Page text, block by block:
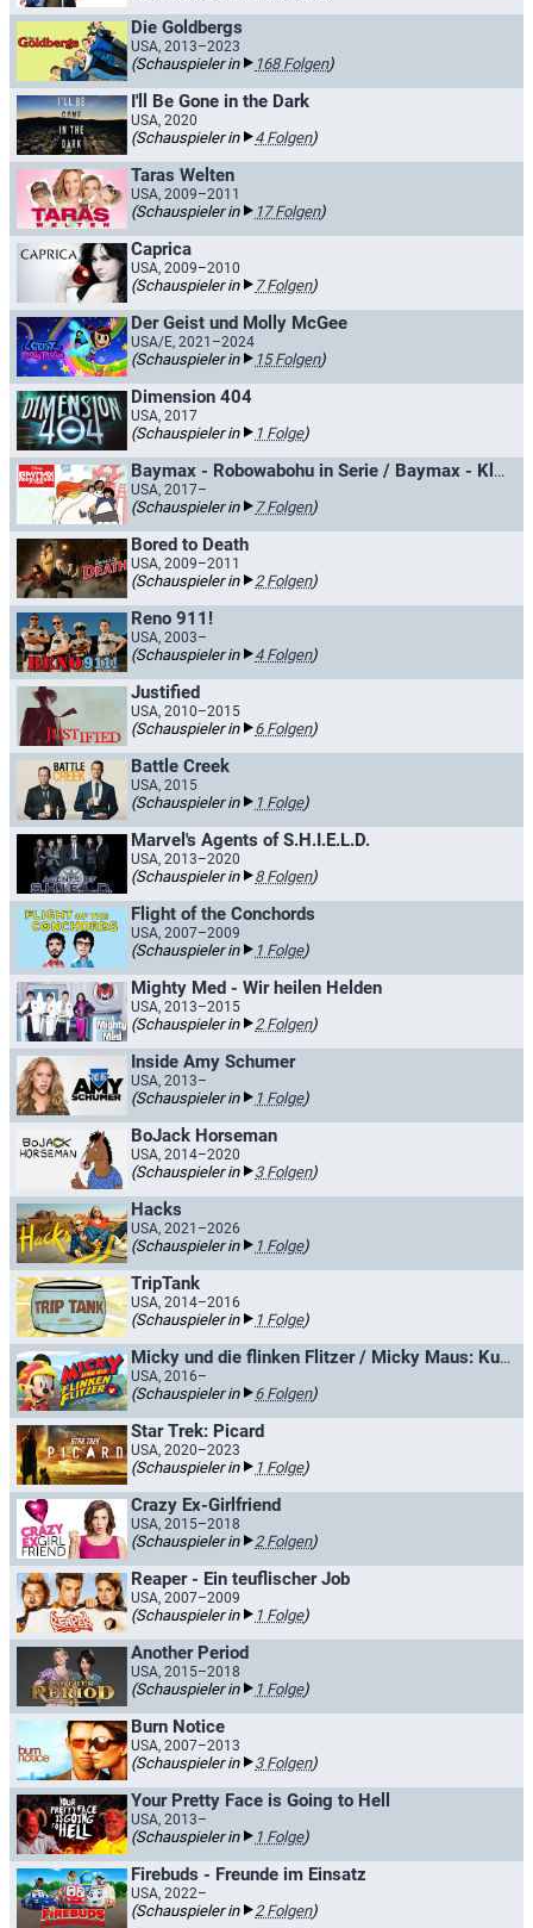
Die Goldbergs
USA, 2013–2023
(Schauspieler in 168 Folgen)
I'll Be Gone in the Dark
USA, 2020
(Schauspieler in 4 Folgen)
Taras Welten
USA, 2009–2011
(Schauspieler in 17 Folgen)
Caprica
USA, 2009–2010
(Schauspieler in 7 Folgen)
Der Geist und Molly McGee
USA/E, 2021–2024
(Schauspieler in 15 Folgen)
Dimension 404
USA, 2017
(Schauspieler in 1 Folge)
Baymax - Robowabohu in Serie / Baymax - Kleines Robowabohu
USA, 2017–
(Schauspieler in 7 Folgen)
Bored to Death
USA, 2009–2011
(Schauspieler in 2 Folgen)
Reno 911!
USA, 2003–
(Schauspieler in 4 Folgen)
Justified
USA, 2010–2015
(Schauspieler in 6 Folgen)
Battle Creek
USA, 2015
(Schauspieler in 1 Folge)
Marvel's Agents of S.H.I.E.L.D.
USA, 2013–2020
(Schauspieler in 8 Folgen)
Flight of the Conchords
USA, 2007–2009
(Schauspieler in 1 Folge)
Mighty Med - Wir heilen Helden
USA, 2013–2015
(Schauspieler in 2 Folgen)
Inside Amy Schumer
USA, 2013–
(Schauspieler in 1 Folge)
BoJack Horseman​
USA, 2014–2020
(Schauspieler in 3 Folgen)
Hacks
USA, 2021–2026
(Schauspieler in 1 Folge)
TripTank
USA, 2014–2016
(Schauspieler in 1 Folge)
Micky und die flinken Flitzer / Micky Maus: Kunterbunte Abenteuer
USA, 2016–
(Schauspieler in 6 Folgen)
Star Trek: Picard
USA, 2020–2023
(Schauspieler in 1 Folge)
Crazy Ex-Girlfriend
USA, 2015–2018
(Schauspieler in 2 Folgen)
Reaper - Ein teuflischer Job
USA, 2007–2009
(Schauspieler in 1 Folge)
Another Period
USA, 2015–2018
(Schauspieler in 1 Folge)
Burn Notice
USA, 2007–2013
(Schauspieler in 3 Folgen)
Your Pretty Face is Going to Hell
USA, 2013–
(Schauspieler in 1 Folge)
Firebuds - Freunde im Einsatz
USA, 2022–
(Schauspieler in 2 Folgen)